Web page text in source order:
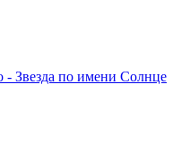
- Звезда по имени Солнце